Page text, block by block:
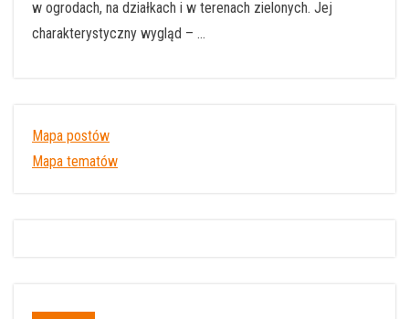
w ogrodach, na działkach i w terenach zielonych. Jej
charakterystyczny wygląd – …
Mapa postów
Mapa tematów